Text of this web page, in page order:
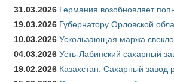
31.03.2026 Германия возобновляет
19.03.2026 Губернатору Орловской
10.03.2026 Ускользающая маржа
04.03.2026 Усть-Лабинский сахарный
19.02.2026 Казахстан: Сахарный завод